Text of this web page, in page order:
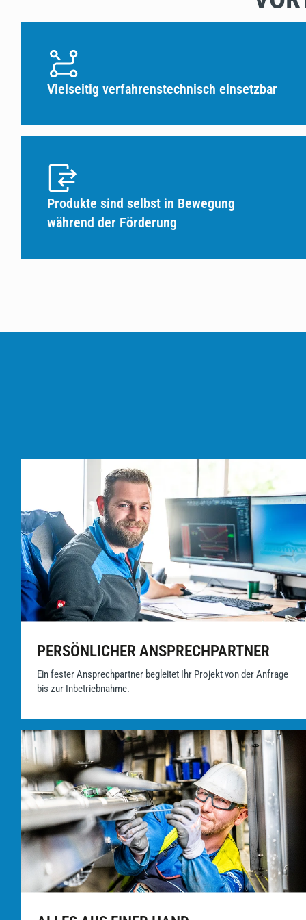
Vielseitig verfahrenstechnisch einsetzbar
Produkte sind selbst in Bewegung
während der Förderung
PERSÖNLICHER ANSPRECHPARTNER
Ein fester Ansprechpartner begleitet Ihr Projekt von der Anfrage
bis zur Inbetriebnahme.